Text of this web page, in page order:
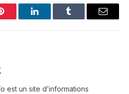
Pinterest LinkedInTumblr Email
est un site d’informations